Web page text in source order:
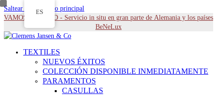
Saltear al contenido principal
VAMOS A USTED - Servicio in situ en gran parte de Alemania y los países
BeNeLux
TEXTILES
NUEVOS ÉXITOS
COLECCIÓN DISPONIBLE INMEDIATAMENTE
PARAMENTOS
CASULLAS
ES